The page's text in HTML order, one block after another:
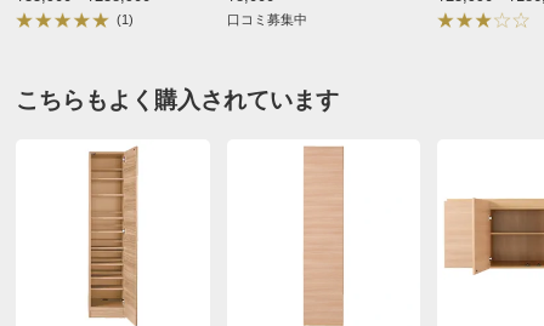
(1) 口コミ募集中
こちらもよく購入されています